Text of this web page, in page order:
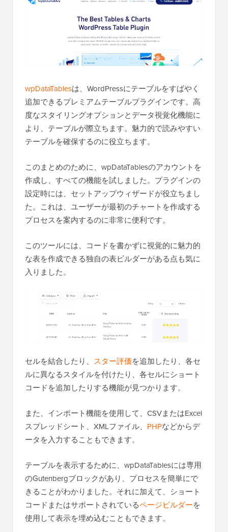
wpDataTablesは、WordPressにテーブルをすばやく
追加できるプレミアムテーブルプラグインです。高
度なスタイリングオプションとデータ視覚化機能に
より、テーブルが際立ちます。魅力的で読みやすい
テーブルを確保するのに役立ちます。
このまとめのために、wpDataTablesのアカウントを
作成し、すべての機能を試しました。プラグインの
設定時には、セットアップウィザードが役立ちまし
た。これは、ユーザーが最初のチャートを作成する
プロセスを案内するのに非常に便利です。
このツールには、コードを書かずに視覚的に魅力的
な表を作成できる独自の表ビルダーがある点も気に
入りました。
セルを結合したり、 スター評価を追加したり、各セ
ルに異なるスタイルを付けたり、各セルにショート
コードを追加したりする機能が見つかります。
また、インポート機能を使用して、CSVまたはExcel
スプレッドシート、XMLファイル、 PHPなどからデ
ータを入力することもできます。
テーブルを表示するために、wpDataTablesには専用
のGutenbergブロックがあり、プロセスを簡単にで
きることがわかりました。それに加えて、ショート
コードまたはサポートされているページビルダーを
使用して表示を埋め込むこともできます。